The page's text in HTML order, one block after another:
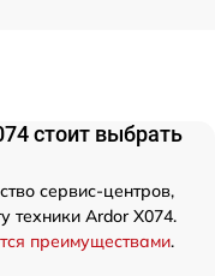
стоит выбрать
сервис-центров,
техники Ardor X074.
преимуществами.